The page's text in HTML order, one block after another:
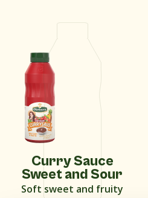
Curry Sauce
Sweet and Sour
Soft sweet and fruity